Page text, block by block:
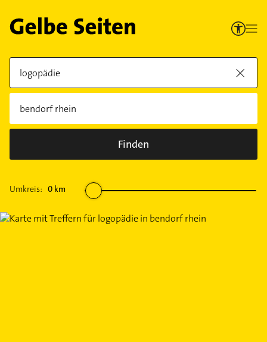
Finden
Umkreis: 0 km